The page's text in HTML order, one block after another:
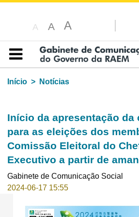
A A A
Índice
Início
Notícias
Início da apresentação da
para as eleições dos
Comissão Eleitoral do
Executivo a partir de
Gabinete de Comunicação Social
2024-06-17 15:55